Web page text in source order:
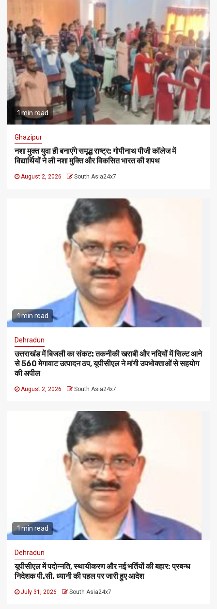
1 min read
Ghazipur
नशा मुक्त युवा ही बनाएंगे समृद्ध राष्ट्र: गोपीनाथ पीजी कॉलेज में
विद्यार्थियों ने ली नशा मुक्ति और विकसित भारत की शपथ
August 2, 2026 South Asia24x7
1 min read
Dehradun
उत्तराखंड में बिजली का संकट: तकनीकी खराबी और नदियों में सिल्ट आने
से 560 मेगावाट उत्पादन ठप, यूपीसीएल ने मांगी उपभोक्ताओं से सहयोग
की अपील
August 2, 2026 South Asia24x7
1 min read
Dehradun
यूपीसीएल में पदोन्नति, स्थायीकरण और नई भर्तियों की बहार: प्रबन्ध
निदेशक पी.सी. ध्यानी की पहल पर जारी हुए आदेश
July 31, 2026 South Asia24x7